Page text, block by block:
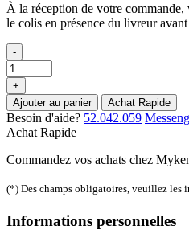
À la réception de votre
le colis en présence du livreur
-
+
Ajouter au panier
Achat Rapide
Besoin d'aide? 52.042.059
Achat Rapide
Commandez vos achats chez
(*) Des champs obligatoires, veuillez les
Informations personnelles